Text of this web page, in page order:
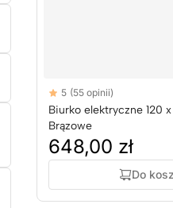
Reviews
5 out of 5 stars
5 (55 opinii)
Biurko elektryczne 120
Brązowe
648,00 zł
Do